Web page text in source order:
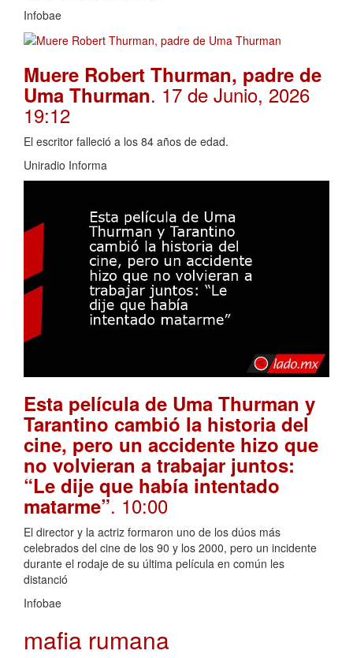
Infobae
Muere Robert Thurman, padre de
Uma Thurman. 17 de Junio, 2026
19:12
El escritor falleció a los 84 años de edad.
Uniradio Informa
Esta película de Uma Thurman y
Tarantino cambió la historia del
cine, pero un accidente hizo que
no volvieran a trabajar juntos:
“Le dije que había intentado
matarme”. 10:00
El director y la actriz formaron uno de los dúos más
celebrados del cine de los 90 y los 2000, pero un incidente
durante el rodaje de su última película en común les
distanció
Infobae
mafia rumana